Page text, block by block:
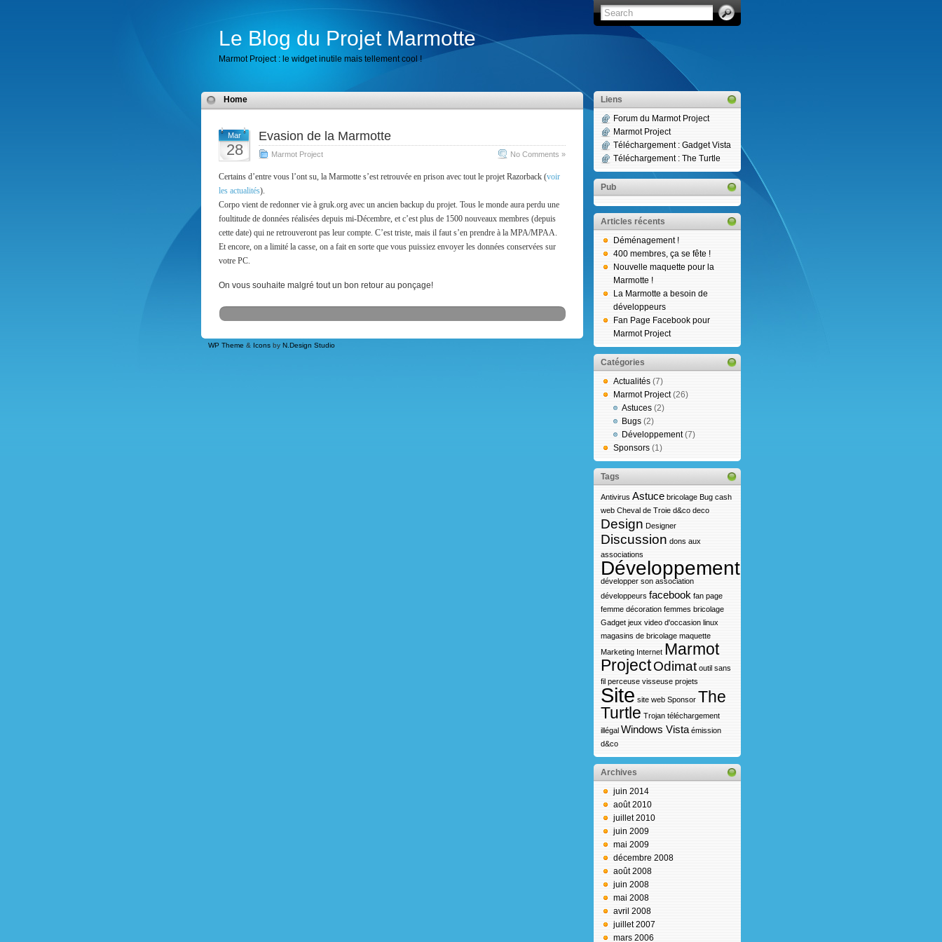
Le Blog du Projet Marmotte
Marmot Project : le widget inutile mais tellement cool !
Home
Mar
28
Evasion de la Marmotte
Marmot Project No Comments »
Certains d’entre vous l’ont su, la Marmotte s’est retrouvée en prison avec tout le projet Razorback (voir
les actualités).
Corpo vient de redonner vie à gruk.org avec un ancien backup du projet. Tous le monde aura perdu une
foultitude de données réalisées depuis mi-Décembre, et c’est plus de 1500 nouveaux membres (depuis
cette date) qui ne retrouveront pas leur compte. C’est triste, mais il faut s’en prendre à la MPA/MPAA.
Et encore, on a limité la casse, on a fait en sorte que vous puissiez envoyer les données conservées sur
votre PC.
On vous souhaite malgré tout un bon retour au ponçage!
WP Theme & Icons by N.Design Studio
Liens
Forum du Marmot Project
Marmot Project
Téléchargement : Gadget Vista
Téléchargement : The Turtle
Pub
Articles récents
Déménagement !
400 membres, ça se fête !
Nouvelle maquette pour la
Marmotte !
La Marmotte a besoin de
développeurs
Fan Page Facebook pour
Marmot Project
Catégories
Actualités (7)
Marmot Project(26)
Astuces (2)
Bugs (2)
Développement(7)
Sponsors (1)
Tags
Antivirus Astuce bricolage Bug cash
web Cheval de Troie d&co deco
Design Designer
Discussion dons aux
associations
Développement
développer son association
développeurs facebook fan page
femme décoration femmes bricolage
Gadget jeux video d'occasion linux
magasins de bricolage maquette
Marketing Internet Marmot
ProjectOdimat outil sans
fil perceuse visseuse projets
Site site web Sponsor The
Turtle Trojan téléchargement
illégal Windows Vista émission
d&co
Archives
juin 2014
août 2010
juillet 2010
juin 2009
mai 2009
décembre 2008
août 2008
juin 2008
mai 2008
avril 2008
juillet 2007
mars 2006